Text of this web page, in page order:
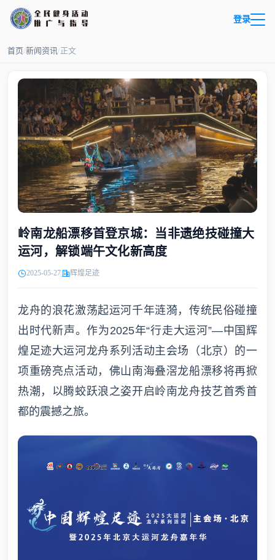
登录
首页/新闻资讯/正文
岭南龙船漂移首登京城：当非遗绝技碰撞大
运河，解锁端午文化新高度
2025-05-27 辉煌足迹
龙舟的浪花激荡起运河千年涟漪，传统民俗碰撞
出时代新声。作为2025年“行走大运河”—中国辉
煌足迹大运河龙舟系列活动主会场（北京）的一
项重磅亮点活动，佛山南海叠滘龙船漂移将再掀
热潮，以腾蛟跃浪之姿开启岭南龙舟技艺首秀首
都的震撼之旅。